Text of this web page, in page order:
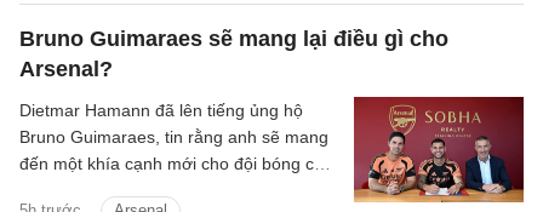
Bruno Guimaraes sẽ mang lại điều gì cho
Arsenal?
Dietmar Hamann đã lên tiếng ủng hộ
Bruno Guimaraes, tin rằng anh sẽ mang
đến một khía cạnh mới cho đội bóng của